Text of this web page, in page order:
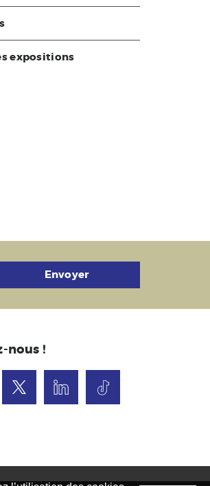
expositions
Envoyer
nous !